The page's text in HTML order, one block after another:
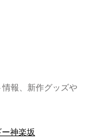
報、新作グッズや
神楽坂